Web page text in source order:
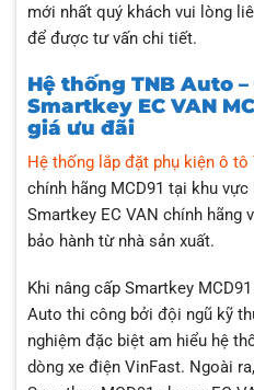
mới nhất quý khách vui lòng
để được tư vấn chi tiết.
Hệ thống TNB Auto
Smartkey EC VAN
giá ưu đãi
Hệ thống lắp đặt phụ kiện ô tô
chính hãng MCD91 tại khu
Smartkey EC VAN chính hãng
bảo hành từ nhà sản xuất.
Khi nâng cấp Smartkey
Auto thi công bởi đội ngũ kỹ
nghiệm đặc biệt am hiểu hệ
dòng xe điện VinFast. Ngoài